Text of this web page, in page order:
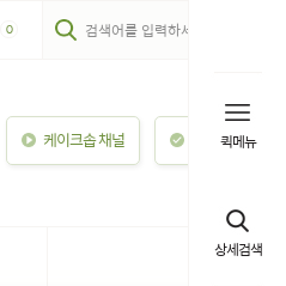
퀵메뉴
상세검색
0
케이크솝 채널 이용안내